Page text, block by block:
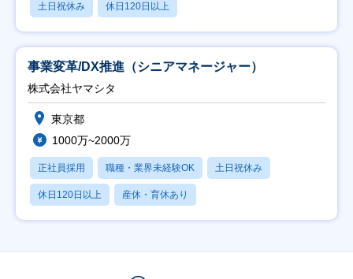
土日祝休み 休日120日以上
事業変革/DX推進（シニアマネージャー）
株式会社ヤマシタ
東京都
1000万~2000万
正社員採用 職種・業界未経験OK 土日祝休み
休日120日以上 産休・育休あり